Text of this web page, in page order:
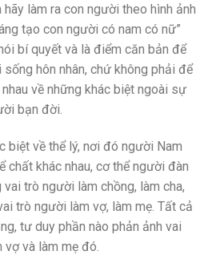
hãy làm ra con người theo hình ảnh
tạo con người có nam có nữ”
bí quyết và là điểm căn bản để
hôn nhân, chứ không phải để
về những khác biệt ngoài sự
bạn đời.
biệt về thể lý, nơi đó người Nam
chất khác nhau, cơ thể người đàn
trò người làm chồng, làm cha,
trò người làm vợ, làm mẹ. Tất cả
tư duy phần nào phản ảnh vai
và làm mẹ đó.